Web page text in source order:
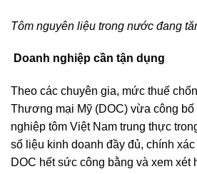
Tôm nguyên liệu trong nước đang
Doanh nghiệp cần tận dụng
Theo các chuyên gia, mức thuế
Thương mại Mỹ (DOC) vừa công
nghiệp tôm Việt Nam trung thực
số liệu kinh doanh đầy đủ, chính
DOC hết sức công bằng và xem xét